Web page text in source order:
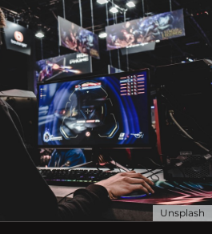
Unsplash